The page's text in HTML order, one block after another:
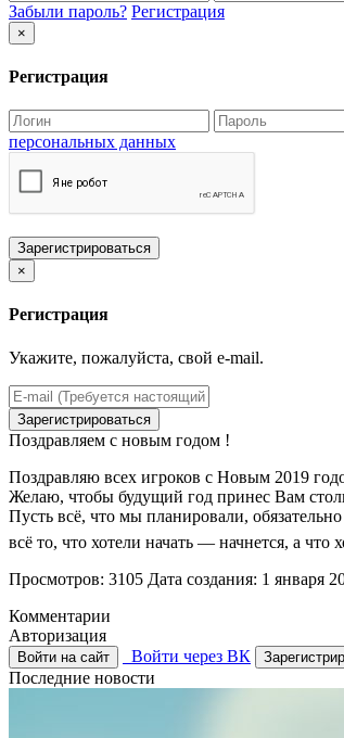
Забыли пароль? Регистрация
×
Регистрация
персональных данных
Зарегистрироваться
×
Регистрация
Укажите, пожалуйста, свой e-mail.
Зарегистрироваться
Поздравляем с новым годом !
Поздравляю всех игроков с Новым 2019
Желаю, чтобы будущий год принес Вам
Пусть всё, что мы планировали, обязательно
всё то, что хотели начать — начнется, а
Просмотров: 3105 Дата создания: 1 января
Комментарии
Авторизация
Войти на сайт Войти через ВК
Последние новости